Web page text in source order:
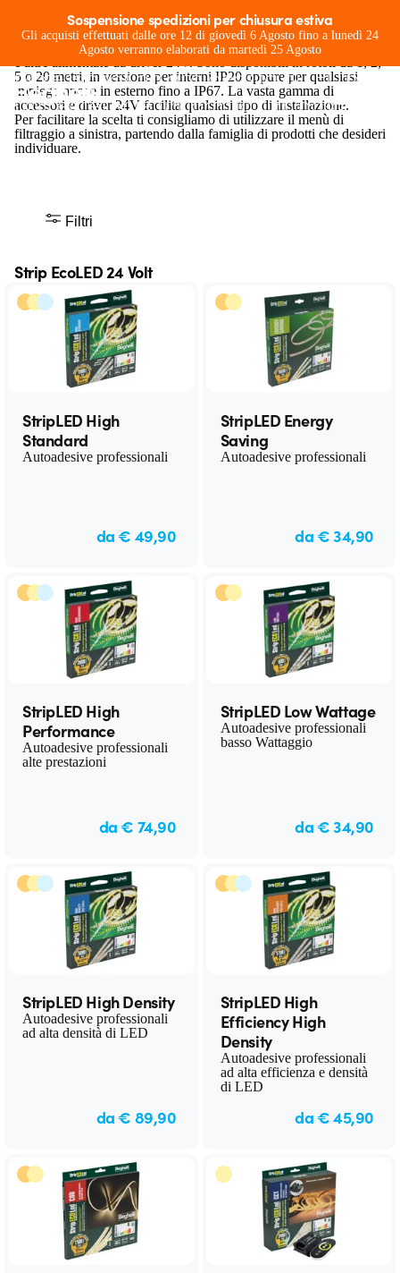
Sospensione spedizioni per chiusura estiva
Gli acquisti effettuati dalle ore 12 di giovedì 6 Agosto fino a lunedì 24
Agosto verranno elaborati da martedì 25 Agosto
Strip LED
Strisce flessibili a LED autoadesive
professionali ad alta densità di LED per
una eccellente uniformità luminosa
Le strip si suddividono in due categorie: quelle alimentate
direttamente da rete elettrica 230V con cavo e presa pre-installate
5 o 20 metri, in versione per interni IP20 oppure per qualsiasi
impiego anche in esterno fino a IP67. La vasta gamma di
accessori e driver 24V facilita qualsiasi tipo di installazione.
Per facilitare la scelta ti consigliamo di utilizzare il menù di
filtraggio a sinistra, partendo dalla famiglia di prodotti che desideri
individuare.
Filtri
Strip EcoLED 24 Volt
StripLED High
Standard
Autoadesive professionali
da € 49,90
StripLED Energy
Saving
Autoadesive professionali
da € 34,90
StripLED High
Performance
Autoadesive professionali
alte prestazioni
da € 74,90
StripLED Low Wattage
Autoadesive professionali
basso Wattaggio
da € 34,90
StripLED High Density
Autoadesive professionali
ad alta densità di LED
da € 89,90
StripLED High
Efficiency High
Density
Autoadesive professionali
ad alta efficienza e densità
di LED
da € 45,90